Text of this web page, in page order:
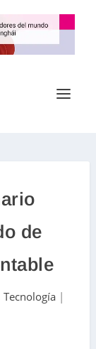
de
Tecnología |